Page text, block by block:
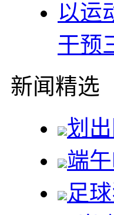
以运
干预
新闻精选
划
端
足